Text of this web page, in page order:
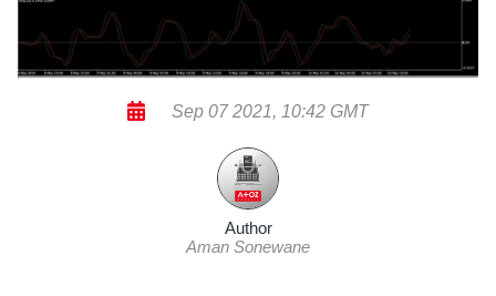
Sep 07 2021, 10:42 GMT
Author
Aman Sonewane